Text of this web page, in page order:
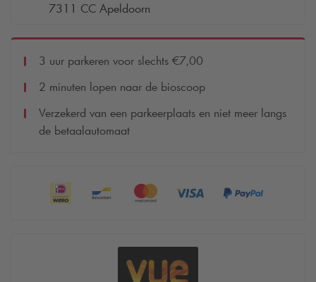
7311 CC Apeldoorn
3 uur parkeren voor slechts €7,00
2 minuten lopen naar de bioscoop
Verzekerd van een parkeerplaats en niet meer langs
de betaalautomaat